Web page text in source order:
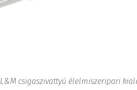
L&M csigaszivattyú élelmiszeripari